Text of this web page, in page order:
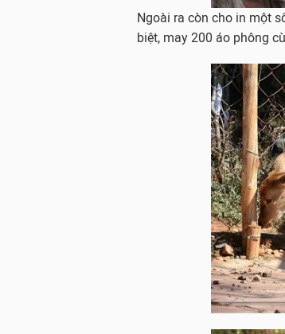
Ngoài ra còn cho in một
biệt, may 200 áo phông